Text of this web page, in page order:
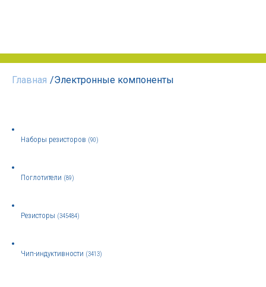
Главная /Электронные компоненты
Наборы резисторов (90)
Поглотители (89)
Резисторы (345484)
Чип-индуктивности (3413)